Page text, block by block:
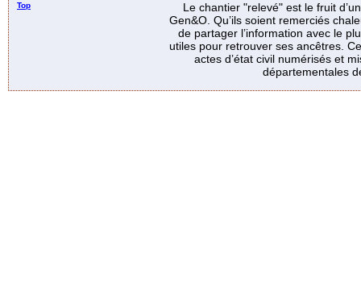
Top
Le chantier "relevé" est le fruit
Gen&O. Qu’ils soient remerciés
de partager l’information avec le
utiles pour retrouver ses ancêtres.
actes d’état civil numérisés et
départementales